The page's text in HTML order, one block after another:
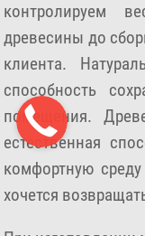
контролируем
древесины до
клиента.
способность
помещения.
естественная
комфортную
хочется